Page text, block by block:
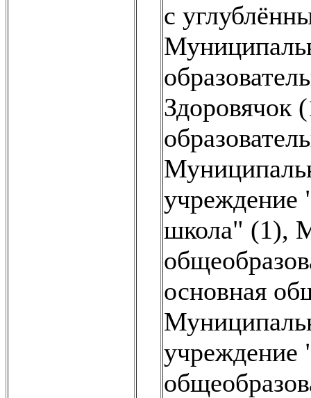
с
Здоровячок
учреждение
школа" (1),
основная
учреждение